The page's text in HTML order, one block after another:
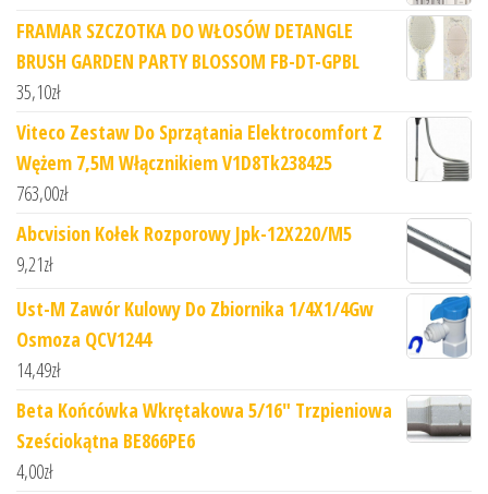
FRAMAR SZCZOTKA DO WŁOSÓW DETANGLE
BRUSH GARDEN PARTY BLOSSOM FB-DT-GPBL
35,10zł
Viteco Zestaw Do Sprzątania Elektrocomfort Z
Wężem 7,5M Włącznikiem V1D8Tk238425
763,00zł
Abcvision Kołek Rozporowy Jpk-12X220/M5
9,21zł
Ust-M Zawór Kulowy Do Zbiornika 1/4X1/4Gw
Osmoza QCV1244
14,49zł
Beta Końcówka Wkrętakowa 5/16" Trzpieniowa
Sześciokątna BE866PE6
4,00zł